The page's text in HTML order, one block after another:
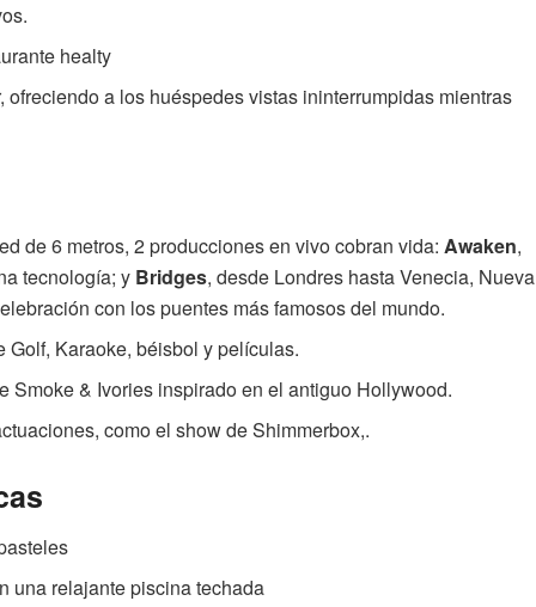
healty
a los huéspedes vistas ininterrumpidas mientras
de 6 metros, 2 producciones en vivo cobran vida:Awaken,
tecnología; y Bridges, desde Londres hasta Venecia, Nueva
con los puentes más famosos del mundo.
Karaoke, béisbol y películas.
Smoke & Ivories inspirado en el antiguo Hollywood.
como el show de Shimmerbox,.
una relajante piscina techada